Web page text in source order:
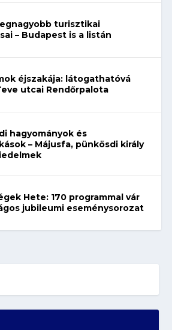
turisztikai
– Budapest is a listán
éjszakája: látogathatóvá
utcai Rendőrpalota
hagyományok és
– Májusfa, pünkösdi király
Hete: 170 programmal vár
jubileumi eseménysorozat